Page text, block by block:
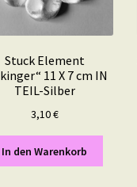
Stuck Element
11 X 7 cm IN
TEIL-Silber
3,10€
In den Warenkorb